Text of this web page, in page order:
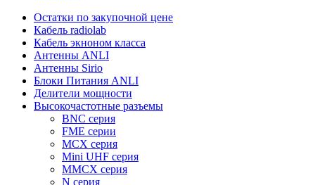
Остатки по закупочной цене
Кабель radiolab
Кабель экноном класса
Антенны ANLI
Антенны Sirio
Блоки Питания ANLI
Делители мощности
Высокочастотные разъемы
BNC серия
FME серии
MCX серия
Mini UHF серия
MMCX серия
N серия